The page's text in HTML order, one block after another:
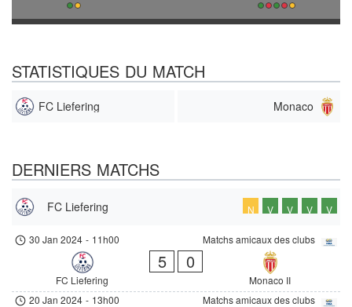
STATISTIQUES DU MATCH
FC Liefering Monaco
DERNIERS MATCHS
FC Liefering N V V V V
Matchs amicaux des clubs
30 Jan 2024 - 11h00
FC Liefering
5 0
Monaco II
Matchs amicaux des clubs
20 Jan 2024 - 13h00